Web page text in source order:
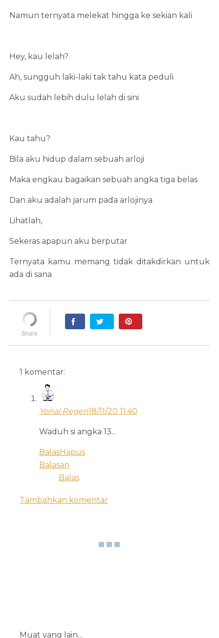
Namun ternyata melekat hingga ke sekian kali
Hey, kau lelah?
Ah, sungguh laki-laki tak tahu kata peduli
Aku sudah lebih dulu lelah di sini
Kau tahu?
Bila aku hidup dalam sebuah arloji
Maka engkau bagaikan sebuah angka tiga belas
Dan aku adalah jarum pada arlojinya
Lihatlah,
Sekeras apapun aku berputar
Ternyata kamu memang tidak ditakdirkan untuk
ada di sana
1 komentar:
Yonal Regen18/11/20 11:40
Waduh si angka 13...
BalasHapus
Balasan
Balas
Tambahkan komentar
Muat yang lain...